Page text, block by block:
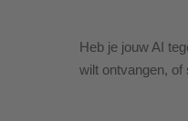
Heb je jouw AI
wilt ontvangen, of